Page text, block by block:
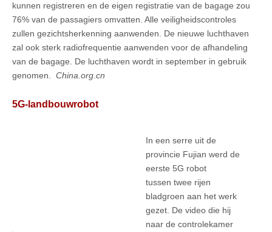
kunnen registreren en de eigen registratie van de bagage zou
76% van de passagiers omvatten. Alle veiligheidscontroles
zullen gezichtsherkenning aanwenden. De nieuwe luchthaven
zal ook sterk radiofrequentie aanwenden voor de afhandeling
van de bagage. De luchthaven wordt in september in gebruik
genomen. China.org.cn
5G-landbouwrobot
In een serre uit de
provincie Fujian werd de
eerste 5G robot
tussen twee rijen
bladgroen aan het werk
gezet. De video die hij
naar de controlekamer